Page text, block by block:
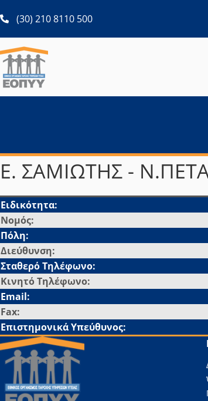
(30) 210 8110 500ανοίγει σε νέα καρτέλα
Ε. ΣΑΜΙΩΤΗΣ -
Ειδικότητα:
Νομός:
Πόλη:
Διεύθυνση:
Σταθερό Τηλέφωνο:
Κινητό Τηλέφωνο:
Email:
Fax:
Επιστημονικά Υπεύθυνος: